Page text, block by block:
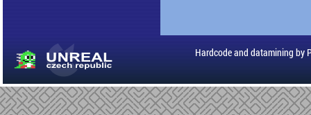
Hardcode and datamining by